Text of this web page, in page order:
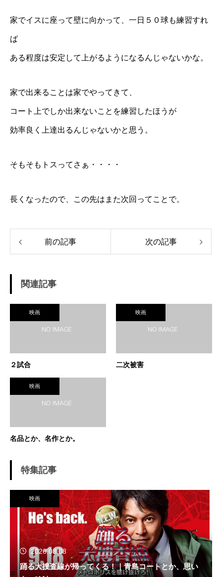
家でイスに座って壁に向かって、一日５０球も練習すれ
ば
ある程度は安定して上がるようになるんじゃないかな。
家で出来ることは家でやってきて、
コート上でしか出来ないことを練習したほうが
効率良く上達出るんじゃないかと思う。
そもそもトスってさぁ・・・・
長くなったので、この先はまた次回ってことで。
前の記事 次の記事
関連記事
映画
２試合
映画
二次被害
映画
名品とか、名作とか。
特集記事
映画
2026.08.08
踊る大捜査線が帰ってくる！｜青島コートとか、思い